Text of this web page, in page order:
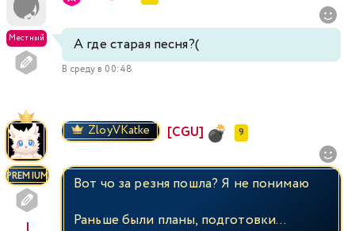
Местный А где старая песня?(
В среду в 00:48
PREMIUM
ZloyVKatke [CGU] 9
Вот чо за резня пошла? Я не понимаю
Раньше были планы, подготовки...